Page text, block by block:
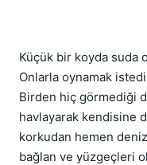
Küçük bir koyda suda
Onlarla oynamak
Birden hiç görmediği
havlayarak kendisine
korkudan hemen
bağlan ve yüzgeçleri